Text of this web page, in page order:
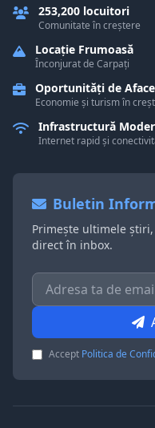
253,200 locuitori
Comunitate în creștere
Locație Frumoasă
Înconjurat de Carpați
Oportunități de
Economie și turism în
Infrastructură
Internet rapid și
Buletin
Primește ultimele
direct în inbox.
Accept Politica de